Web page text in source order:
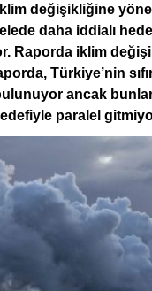
değişikliğine
daha iddialı
Raporda iklim
Türkiye’nin
ancak
paralel